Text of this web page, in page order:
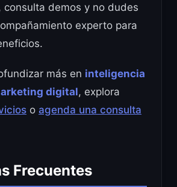
consulta demos y no dudes
experto para
más en inteligencia
digital, explora
o agenda una consulta
Frecuentes